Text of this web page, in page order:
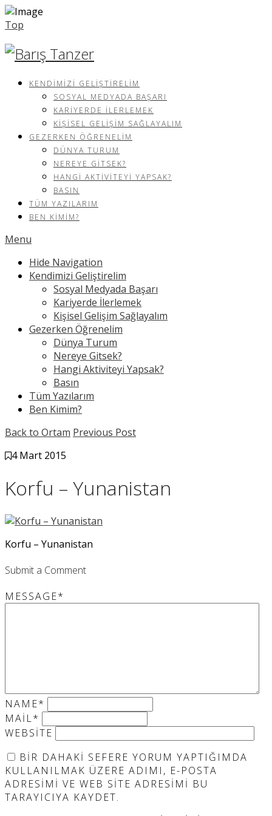
Top
KENDIMIZI GELIŞTIRELIM
SOSYAL MEDYADA BAŞARI
KARIYERDE İLERLEMEK
KIŞISEL GELIŞIM SAĞLAYALIM
GEZERKEN ÖĞRENELIM
DÜNYA TURUM
NEREYE GITSEK?
HANGI AKTIVITEYI YAPSAK?
BASIN
TÜM YAZILARIM
BEN KIMIM?
Menu
Hide Navigation
Kendimizi Geliştirelim
Sosyal Medyada Başarı
Kariyerde İlerlemek
Kişisel Gelişim Sağlayalım
Gezerken Öğrenelim
Dünya Turum
Nereye Gitsek?
Hangi Aktiviteyi Yapsak?
Basın
Tüm Yazılarım
Ben Kimim?
Back to Ortam Previous Post
4 Mart 2015
Korfu – Yunanistan
Korfu – Yunanistan
Submit a Comment
MESSAGE*
NAME*
MAIL*
WEBSITE
BIR DAHAKI SEFERE YORUM YAPTIĞIMDA
KULLANILMAK ÜZERE ADIMI, E-POSTA
ADRESIMI VE WEB SITE ADRESIMI BU
TARAYICIYA KAYDET.